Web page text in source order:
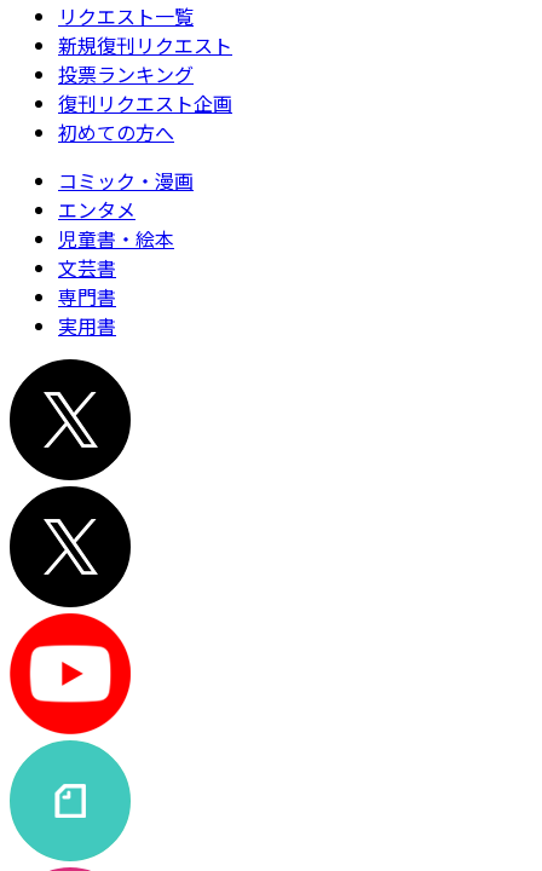
リクエスト一覧
新規復刊リクエスト
投票ランキング
復刊リクエスト企画
初めての方へ
コミック・漫画
エンタメ
児童書・絵本
文芸書
専門書
実用書